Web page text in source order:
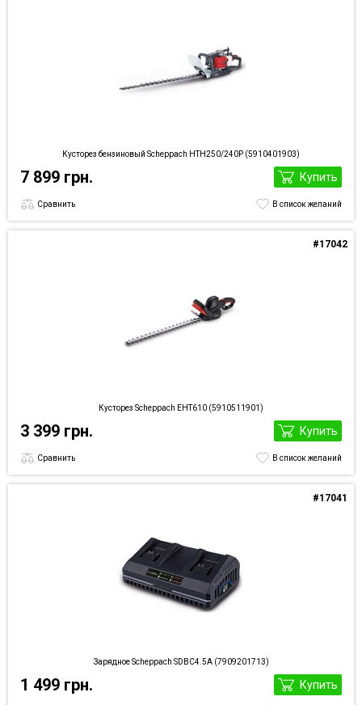
Кусторез бензиновый Scheppach HTH250/240P (5910401903)
7 899 грн. Купить
Сравнить В список желаний
Кусторез Scheppach EHT610 (5910511901)
#17042
3 399 грн. Купить
Сравнить В список желаний
Зарядное Scheppach SDBC4.5A (7909201713)
#17041
1 499 грн. Купить